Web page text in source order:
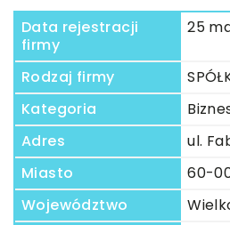
Data rejestracji
firmy
25
Rodzaj firmy
Kategoria
Adres
ul.
Miasto
60-
Województwo